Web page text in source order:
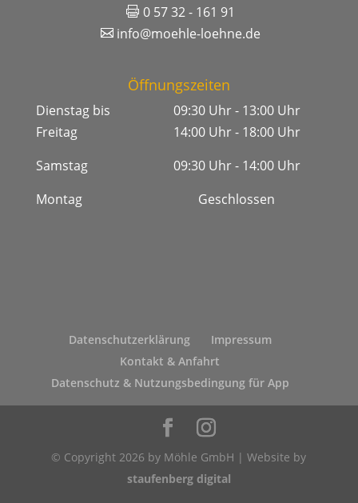
0 57 32 - 161 91
info@moehle-loehne.de
Öffnungszeiten
Dienstag bis
Freitag
09:30 Uhr - 13:00 Uhr
14:00 Uhr - 18:00 Uhr
Samstag
09:30 Uhr - 14:00 Uhr
Montag
Geschlossen
Datenschutzerklärung
Impressum
Kontakt & Anfahrt
Datenschutz & Nutzungsbedingung für App
© Copyright 2026 by Möhle GmbH | Website by
staufenberg digital